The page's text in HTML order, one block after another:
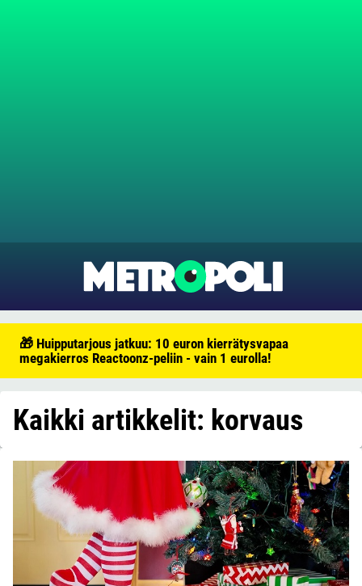
🎁 Huipputarjous jatkuu: 10 euron kierrätysvapaa
megakierros Reactoonz-peliin - vain 1 eurolla!
Kaikki artikkelit: korvaus